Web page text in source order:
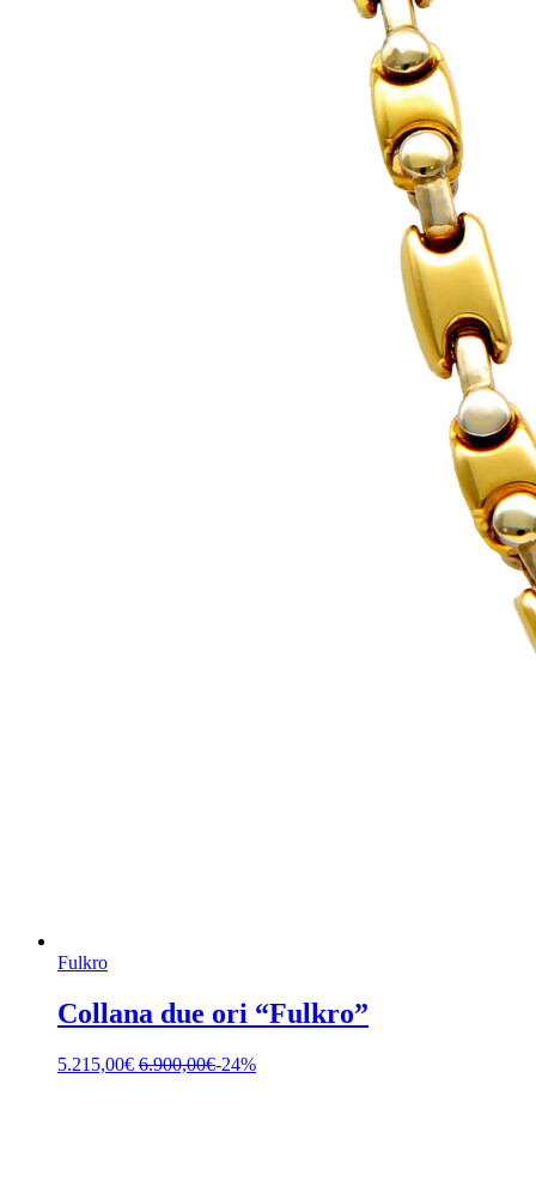
Fulkro
Collana due ori “Fulkro”
5.215,00€ 6.900,00€-24%